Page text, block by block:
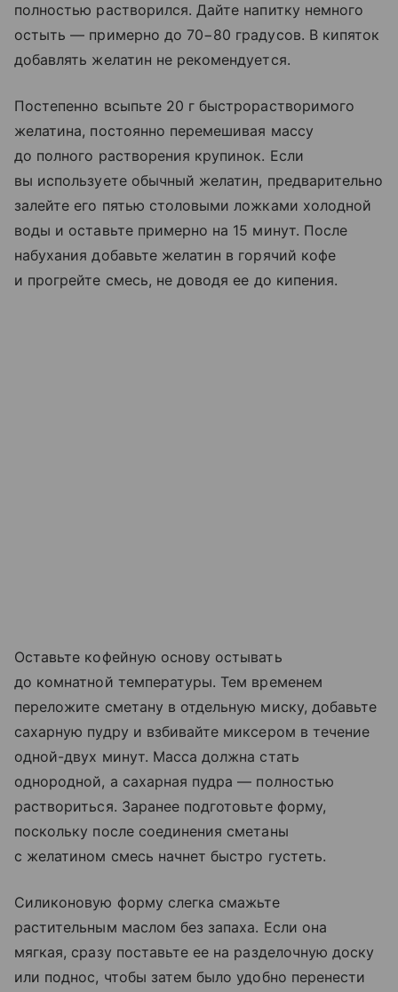
полностью растворился. Дайте напитку немного
остыть — примерно до 70−80 градусов. В кипяток
добавлять желатин не рекомендуется.
Постепенно всыпьте 20 г быстрорастворимого
желатина, постоянно перемешивая массу
до полного растворения крупинок. Если
вы используете обычный желатин, предварительно
залейте его пятью столовыми ложками холодной
воды и оставьте примерно на 15 минут. После
набухания добавьте желатин в горячий кофе
и прогрейте смесь, не доводя ее до кипения.
Оставьте кофейную основу остывать
до комнатной температуры. Тем временем
переложите сметану в отдельную миску, добавьте
сахарную пудру и взбивайте миксером в течение
одной-двух минут. Масса должна стать
однородной, а сахарная пудра — полностью
раствориться. Заранее подготовьте форму,
поскольку после соединения сметаны
с желатином смесь начнет быстро густеть.
Силиконовую форму слегка смажьте
растительным маслом без запаха. Если она
мягкая, сразу поставьте ее на разделочную доску
или поднос, чтобы затем было удобно перенести